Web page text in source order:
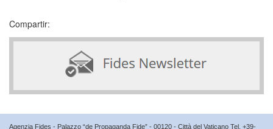
Compartir:
Agenzia Fides - Palazzo “de Propaganda Fide” - 00120 - Città del Vaticano Tel. +39-